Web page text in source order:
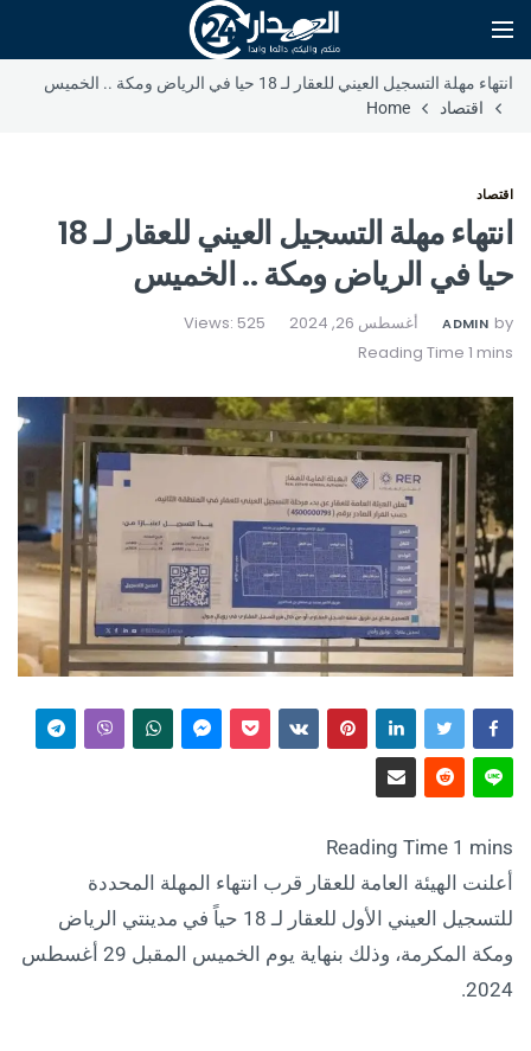
انتهاء مهلة التسجيل العيني للعقار لـ 18 حيا في الرياض ومكة .. الخميس
اقتصاد
Home
اقتصاد
انتهاء مهلة التسجيل العيني للعقار لـ 18
حيا في الرياض ومكة .. الخميس
by
ADMIN أغسطس 26, 2024 Views: 525
أعلنت الهيئة العامة للعقار قرب انتهاء المهلة المحددة
للتسجيل العيني الأول للعقار لـ 18 حياً في مدينتي الرياض
ومكة المكرمة، وذلك بنهاية يوم الخميس المقبل 29 أغسطس
2024.